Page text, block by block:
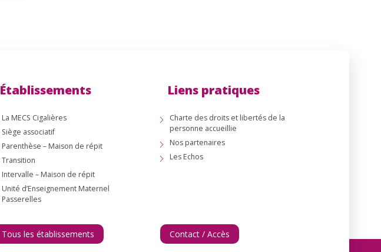
Établissements
La MECS Cigalières
Siège associatif
Parenthèse – Maison de répit
Transition
Intervalle – Maison de répit
Unité d’Enseignement Maternel
Passerelles
Liens pratiques
Charte des droits et libertés de la
personne accueillie
Nos partenaires
Les Echos
Tous les établissements Contact / Accès